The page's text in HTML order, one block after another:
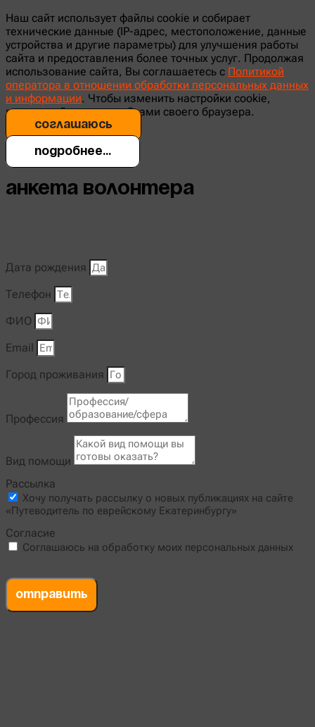
Наш сайт использует файлы cookie и собирает
технические данные (IP-адрес, местоположение, данные
устройства и другие параметры) для улучшения работы
сайта и предоставления более точных услуг. Продолжая
использование сайта, Вы соглашаетесь с Политикой
оператора в отношении обработки персональных данных
и информации. Чтобы изменить настройки cookie,
воспользуйтесь настройками своего браузера.
соглашаюсь
Подробнее...
Анкета волонтера
Дата рождения
Телефон
ФИО
Email
Город проживания
Профессия
Вид помощи
Рассылка
Хочу получать рассылку о новых публикациях на сайте
«Путеводитель по еврейскому Екатеринбургу»
Согласие
Соглашаюсь на обработку моих персональных данных
Отправить